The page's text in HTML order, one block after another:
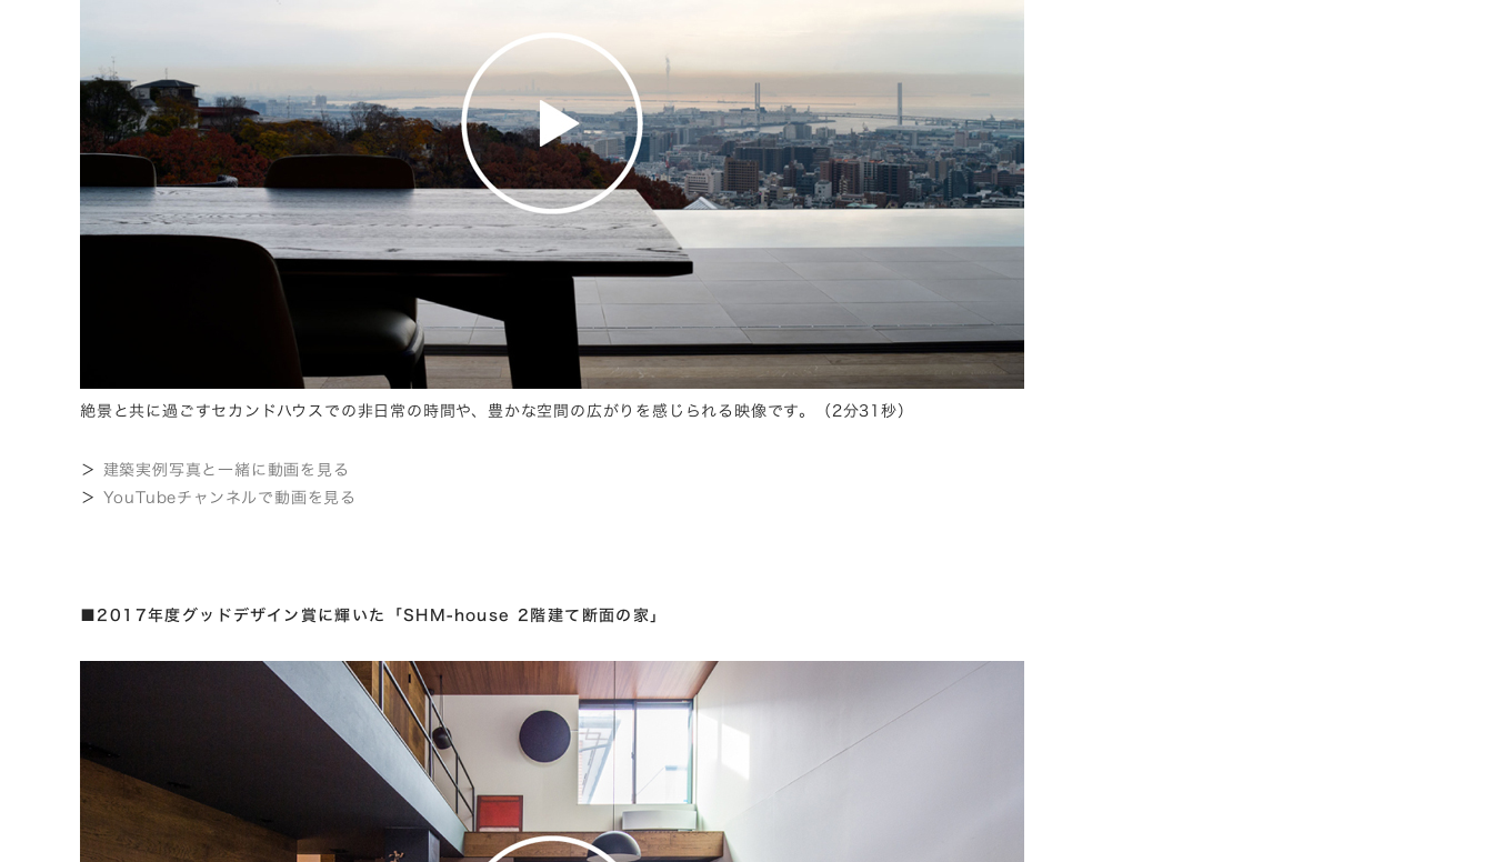
絶景と共に過ごすセカンドハウスでの非日常の時間や、豊かな空間の広がりを感じられる映像です。（2分31秒）
＞ 建築実例写真と一緒に動画を見る
＞ YouTubeチャンネルで動画を見る
■2017年度グッドデザイン賞に輝いた「SHM-house 2階建て断面の家」